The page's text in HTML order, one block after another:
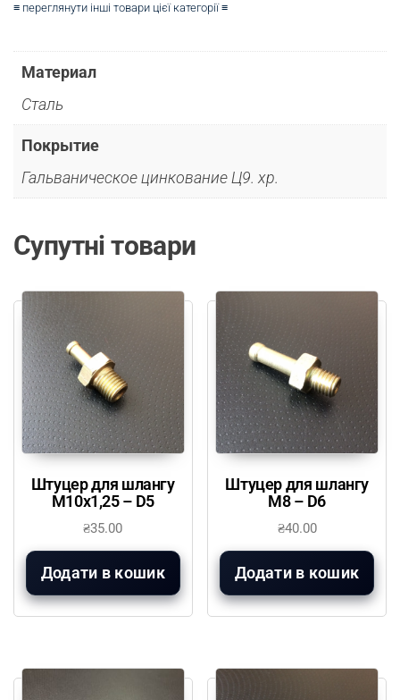
≡ переглянути інші товари цієї категорії ≡
Материал
Сталь
Покрытие
Гальваническое цинкование Ц9. хр.
Супутні товари
Штуцер для шлангу
М10х1,25 – D5
₴35.00
Додати в кошик
Штуцер для шлангу
М8 – D6
₴40.00
Додати в кошик